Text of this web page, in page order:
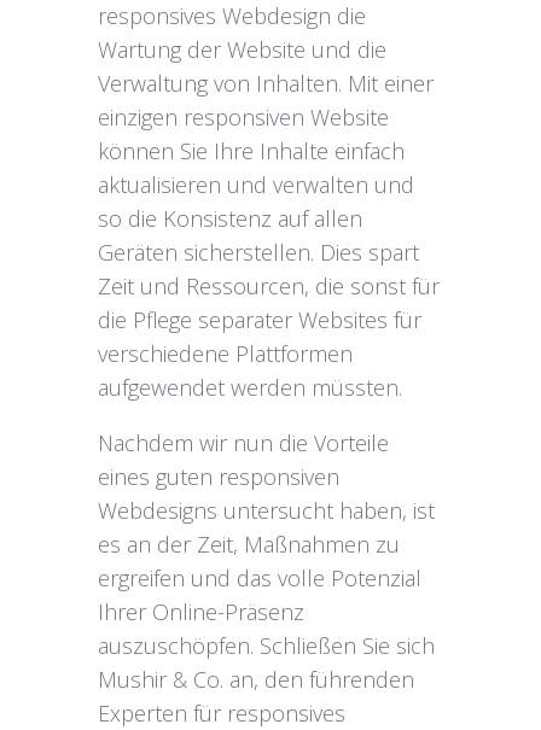
responsives Webdesign die
Wartung der Website und die
Verwaltung von Inhalten. Mit einer
einzigen responsiven Website
können Sie Ihre Inhalte einfach
aktualisieren und verwalten und
so die Konsistenz auf allen
Geräten sicherstellen. Dies spart
Zeit und Ressourcen, die sonst für
die Pflege separater Websites für
verschiedene Plattformen
aufgewendet werden müssten.
Nachdem wir nun die Vorteile
eines guten responsiven
Webdesigns untersucht haben, ist
es an der Zeit, Maßnahmen zu
ergreifen und das volle Potenzial
Ihrer Online-Präsenz
auszuschöpfen. Schließen Sie sich
Mushir & Co. an, den führenden
Experten für responsives